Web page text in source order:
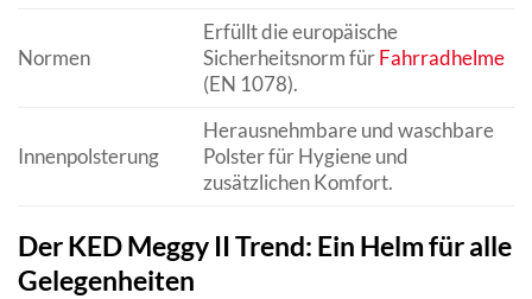
Normen
Erfüllt die europäische
Sicherheitsnorm fürFahrradhelme
(EN 1078).
Innenpolsterung
Herausnehmbare und waschbare
Polster für Hygiene und
zusätzlichen Komfort.
Der KED Meggy II Trend: Ein Helm für alle
Gelegenheiten